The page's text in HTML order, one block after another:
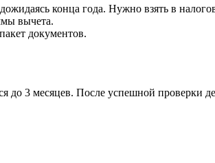
конца года. Нужно взять в
вычета.
документов.
3 месяцев. После успешной проверки